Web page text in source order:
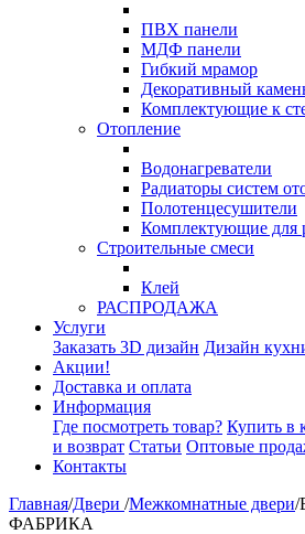
ПВХ панели
МДФ панели
Гибкий мрамор
Декоративный
Комплектующие к
Отопление
Водонагреватели
Радиаторы систем
Полотенцесушители
Комплектующие для
Строительные смеси
Клей
РАСПРОДАЖА
Услуги
Заказать 3D дизайн Дизайн
Акции!
Доставка и оплата
Информация
Где посмотреть товар? Купить в
и возврат Статьи Оптовые
Контакты
Главная/Двери /Межкомнатные двери/
ФАБРИКА